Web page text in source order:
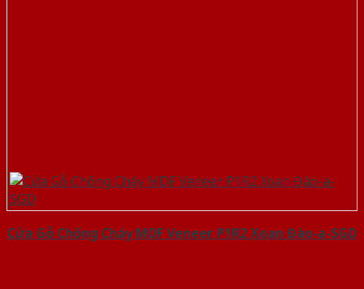
Cửa Gỗ Chống Cháy MDF Veneer P1R2 Xoan Đào-a-SGD